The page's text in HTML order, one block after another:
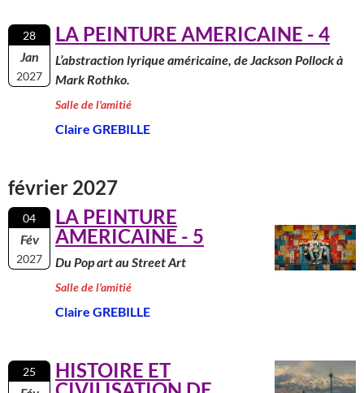
28
Jan
2027
LA PEINTURE AMERICAINE - 4
L’abstraction lyrique américaine, de Jackson Pollock à
Mark Rothko.
Salle de l'amitié
Claire GREBILLE
février 2027
04
Fév
2027
LA PEINTURE
AMERICAINE - 5
Du Pop art au Street Art
Salle de l'amitié
Claire GREBILLE
25
HISTOIRE ET